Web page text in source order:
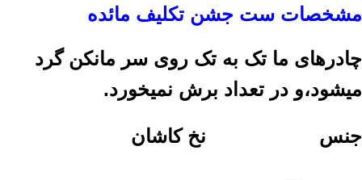
مشخصات ست جشن تکلیف مائده
چادرهای ما تک به تک روی سر مانکن گرد
میشود،و در تعداد برش نمیخورد.
جنس نخ کاشان